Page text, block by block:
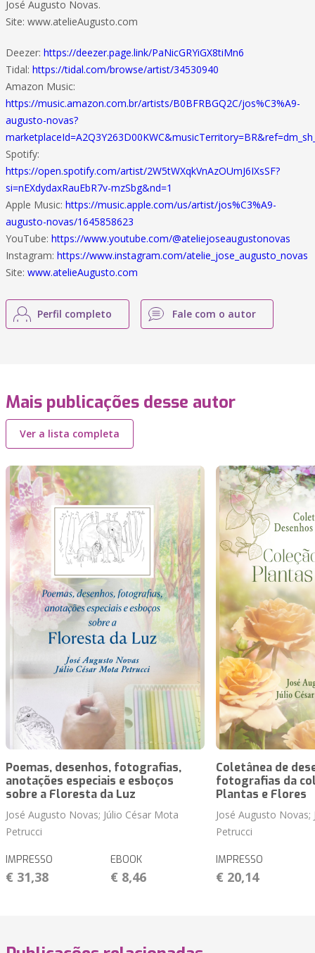
José Augusto Novas.
Site: www.atelieAugusto.com
Deezer: https://deezer.page.link/PaNicGRYiGX8tiMn6
Tidal: https://tidal.com/browse/artist/34530940
Amazon Music:
https://music.amazon.com.br/artists/B0BFRBGQ2C/jos%C3%A9-
augusto-novas?
Spotify:
https://open.spotify.com/artist/2W5tWXqkVnAzOUmJ6IXsSF?
si=nEXdydaxRauEbR7v-mzSbg&nd=1
Apple Music: https://music.apple.com/us/artist/jos%C3%A9-
augusto-novas/1645858623
YouTube: https://www.youtube.com/@ateliejoseaugustonovas
Instagram: https://www.instagram.com/atelie_jose_augusto_novas
Site: www.atelieAugusto.com
Perfil completo Fale com o autor
Mais publicações desse autor
Ver a lista completa
Poemas, desenhos, fotografias,
anotações especiais e esboços
sobre a Floresta da Luz
José Augusto Novas; Júlio César Mota
Petrucci
IMPRESSO
€ 31,38
EBOOK
€ 8,46
Coletânea de
fotografias da
Plantas e Flores
José Augusto
Petrucci
IMPRESSO
€ 20,14